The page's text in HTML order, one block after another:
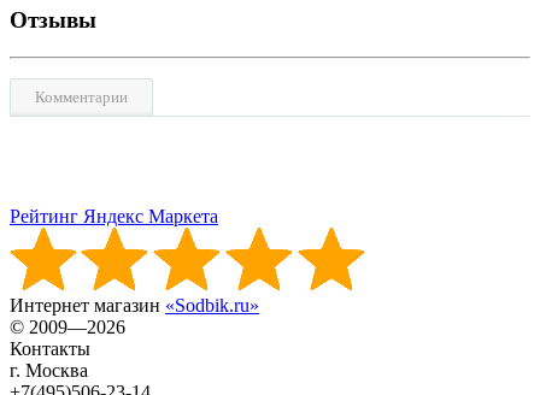
Отзывы
Комментарии
Рейтинг Яндекс Маркета
Интернет магазин «Sodbik.ru»
© 2009—2026
Контакты
г. Москва